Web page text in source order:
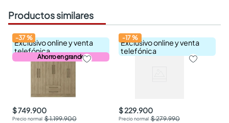
Productos similares
Exclusivo online y venta
telefónica
Ahorro en grande
-37%
$ 749.900
$ 1.199.900
Exclusivo online y venta
telefónica
-17%
$ 229.900
$ 279.990